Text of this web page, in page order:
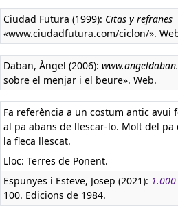
Ciudad Futura (1999): Citas y refranes
«www.ciudadfutura.com/ciclon/».
Daban, Àngel (2006):
sobre el menjar i el beure». Web.
Fa referència a un costum antic avui
al pa abans de llescar-lo. Molt del
la fleca llescat.
Lloc: Terres de Ponent.
Espunyes i Esteve, Josep (2021):
100. Edicions de 1984.